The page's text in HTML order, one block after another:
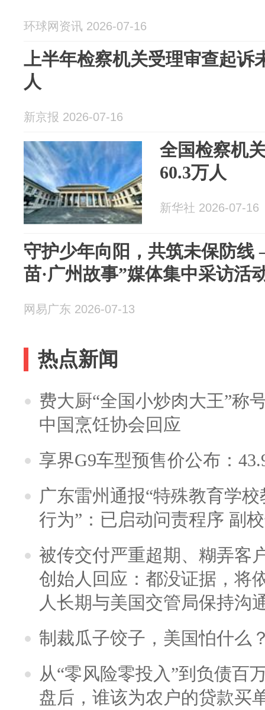
环球网资讯 2026-07-16
上半年检察机关受理审查起诉
人
新京报 2026-07-16
全国检察机
60.3万人
新华社 2026-07-16
守护少年向阳，共筑未保防线 ——广州举办“穗育
苗·广州故事”媒体集中采访活
网易广东 2026-07-13
热点新闻
费大厨“全国小炒肉大王”称
中国烹饪协会回应
享界G9车型预售价公布：
广东雷州通报“特殊教育学
行为”：已启动问责程序 副
被传交付严重超期、糊弄客
创始人回应：都没证据，将
人长期与美国交管局保持沟
制裁瓜子饺子，美国怕什么
从“零风险零投入”到负债百
盘后，谁该为农户的贷款买